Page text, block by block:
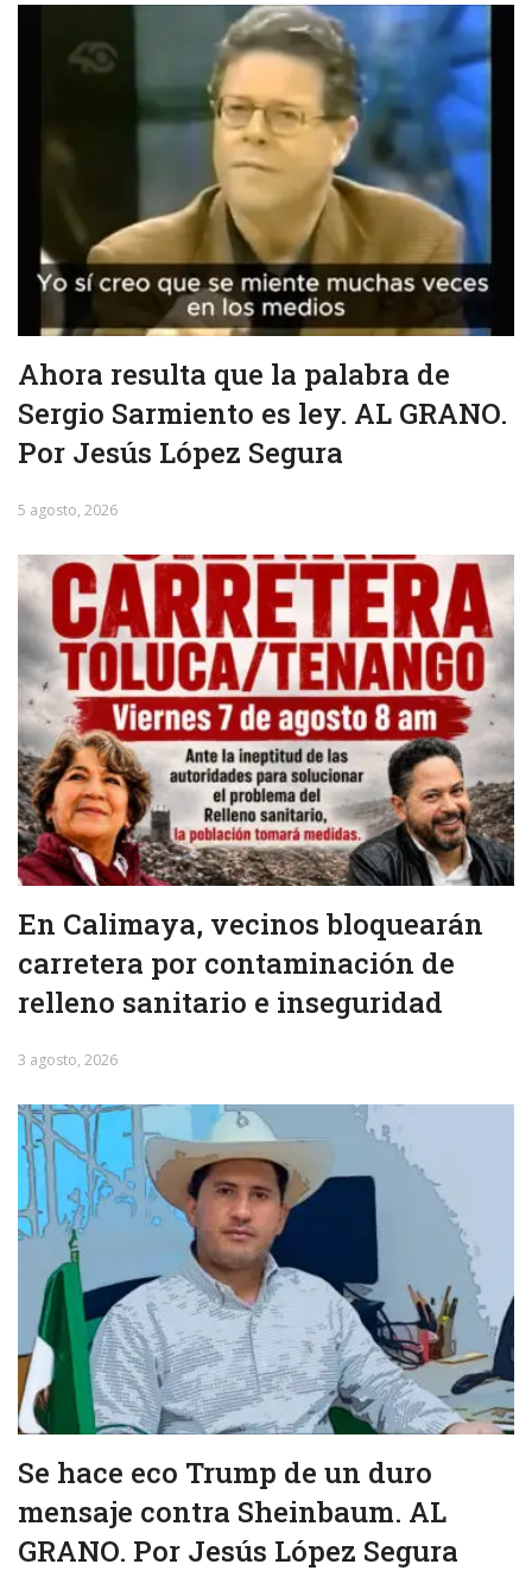
Ahora resulta que la palabra de
Sergio Sarmiento es ley. AL GRANO.
Por Jesús López Segura
5 agosto, 2026
En Calimaya, vecinos bloquearán
carretera por contaminación de
relleno sanitario e inseguridad
3 agosto, 2026
Se hace eco Trump de un duro
mensaje contra Sheinbaum. AL
GRANO. Por Jesús López Segura